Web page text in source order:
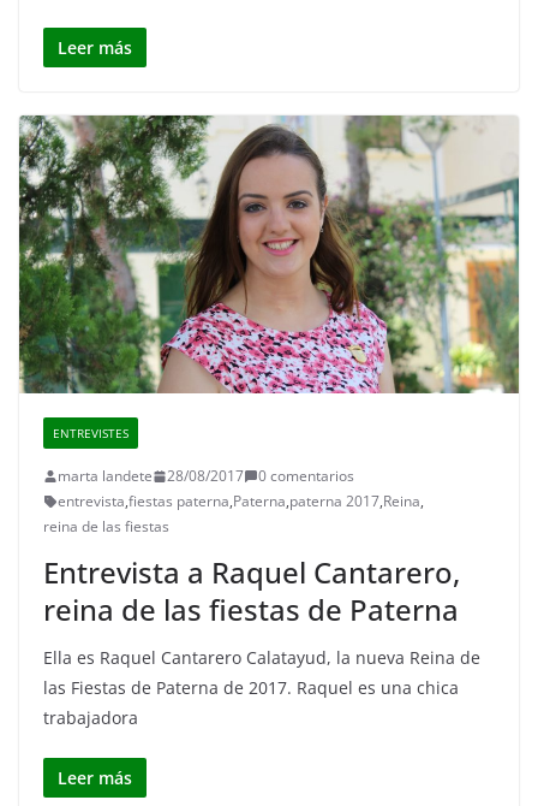
Leer más
ENTREVISTES
marta landete 28/08/2017
0 comentarios
entrevista,fiestas paterna,Paterna,paterna 2017,Reina,
reina de las fiestas
Entrevista a Raquel Cantarero,
reina de las fiestas de Paterna
Ella es Raquel Cantarero Calatayud, la nueva Reina de
las Fiestas de Paterna de 2017. Raquel es una chica
trabajadora
Leer más